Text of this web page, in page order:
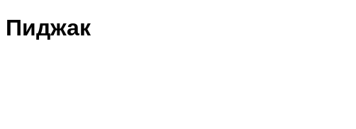
Пиджак